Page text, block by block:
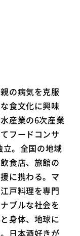
の病気を克服
食文化に興味
産業の6次産業
フードコンサ
。全国の地域
食店、旅館の
に携わる。マ
戸料理を専門
ブルな社会を
身体、地球に
日本酒好きが